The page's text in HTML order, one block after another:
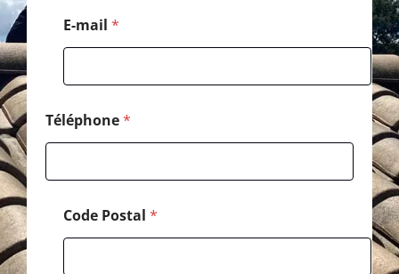
o
t
E-mail *
Téléphone*
Code Postal *